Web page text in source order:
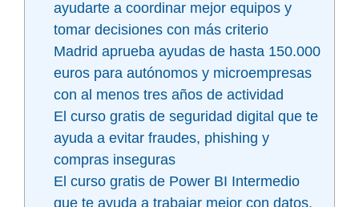
ayudarte a coordinar mejor equipos y
tomar decisiones con más criterio
Madrid aprueba ayudas de hasta 150.000
euros para autónomos y microempresas
con al menos tres años de actividad
El curso gratis de seguridad digital que te
ayuda a evitar fraudes, phishing y
compras inseguras
El curso gratis de Power BI Intermedio
que te ayuda a trabajar mejor con datos,